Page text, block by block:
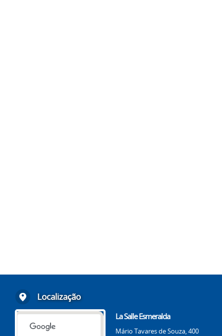
Localização
La Salle Esmeralda
Mário Tavares de Souza, 400